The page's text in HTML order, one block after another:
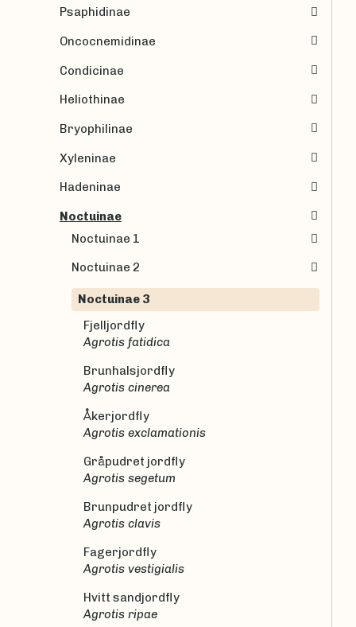
Psaphidinae
Oncocnemidinae
Condicinae
Heliothinae
Bryophilinae
Xyleninae
Hadeninae
Noctuinae
Noctuinae 1
Noctuinae 2
Noctuinae 3
Fjelljordfly
Agrotis fatidica
Brunhalsjordfly
Agrotis cinerea
Åkerjordfly
Agrotis exclamationis
Gråpudret jordfly
Agrotis segetum
Brunpudret jordfly
Agrotis clavis
Fagerjordfly
Agrotis vestigialis
Hvitt sandjordfly
Agrotis ripae